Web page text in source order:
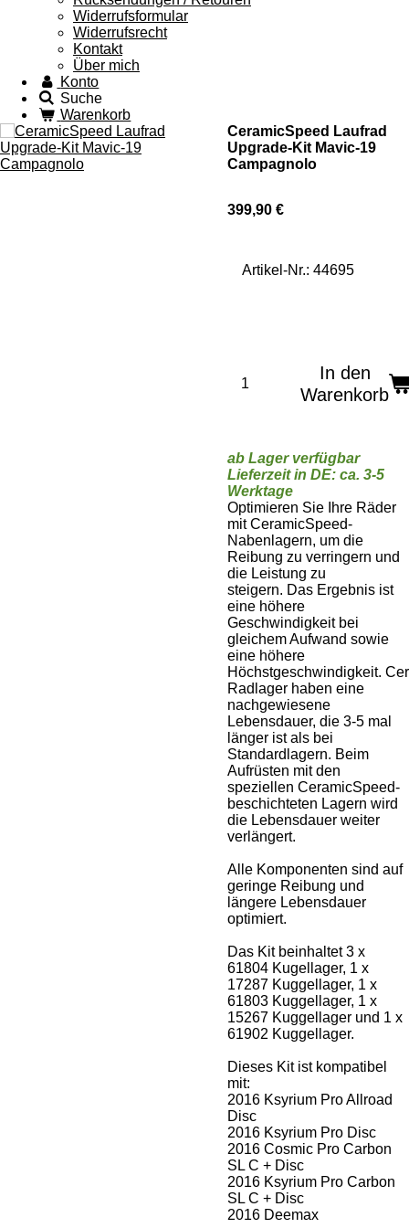
Widerrufsformular
Widerrufsrecht
Kontakt
Über mich
Konto
Suche
Warenkorb
CeramicSpeed Laufrad
Upgrade-Kit Mavic-19
Campagnolo
399,90 €
Artikel-Nr.: 44695
In den
Warenkorb
ab Lager verfügbar
Lieferzeit in DE: ca. 3-5
Werktage
Optimieren Sie Ihre Räder
mit CeramicSpeed-
Nabenlagern, um die
Reibung zu verringern und
die Leistung zu
steigern. Das Ergebnis ist
eine höhere
Geschwindigkeit bei
gleichem Aufwand sowie
eine höhere
Höchstgeschwindigkeit.
Radlager haben eine
nachgewiesene
Lebensdauer, die 3-5 mal
länger ist als bei
Standardlagern. Beim
Aufrüsten mit den
speziellen CeramicSpeed-
beschichteten Lagern wird
die Lebensdauer weiter
verlängert.
Alle Komponenten sind auf
geringe Reibung und
längere Lebensdauer
optimiert.
Das Kit beinhaltet 3 x
61804 Kugellager, 1 x
17287 Kuggellager, 1 x
61803 Kuggellager, 1 x
15267 Kuggellager und 1 x
61902 Kuggellager.
Dieses Kit ist kompatibel
mit:
2016 Ksyrium Pro Allroad
Disc
2016 Ksyrium Pro Disc
2016 Cosmic Pro Carbon
SL C + Disc
2016 Ksyrium Pro Carbon
SL C + Disc
2016 Deemax